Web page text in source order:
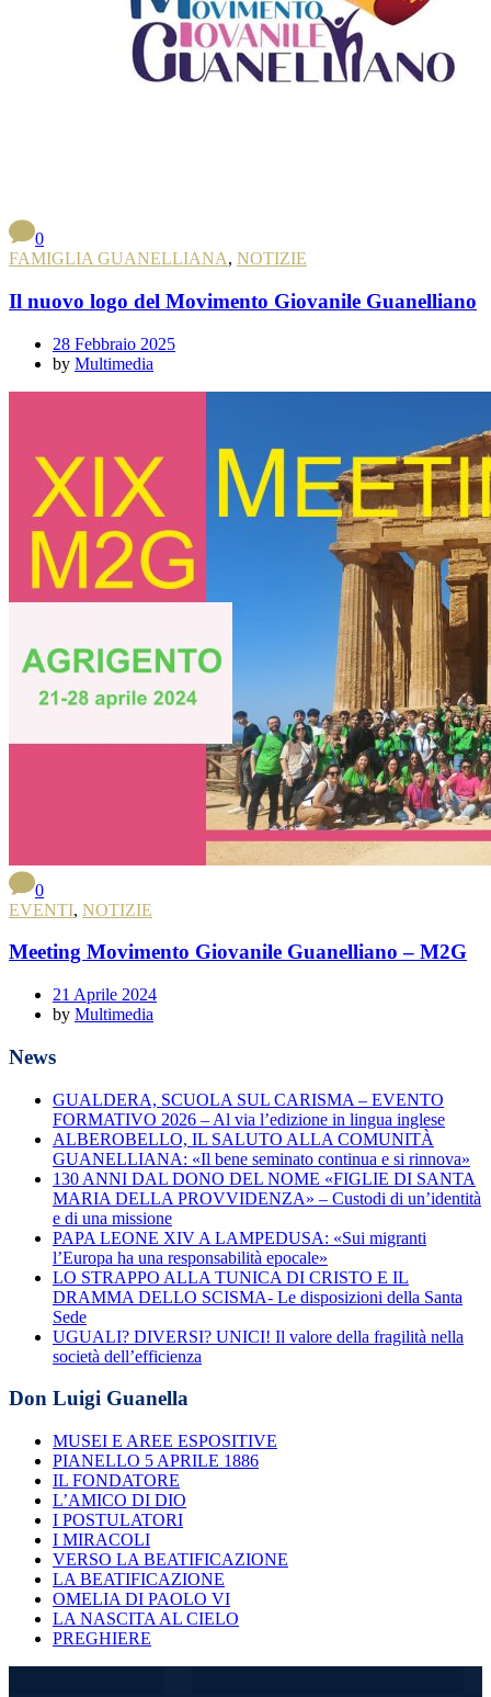
0
FAMIGLIA GUANELLIANA, NOTIZIE
Il nuovo logo del Movimento Giovanile Guanelliano
28 Febbraio 2025
by Multimedia
0
EVENTI, NOTIZIE
Meeting Movimento Giovanile Guanelliano – M2G
21 Aprile 2024
by Multimedia
News
GUALDERA, SCUOLA SUL CARISMA – EVENTO
FORMATIVO 2026 – Al via l’edizione in lingua inglese
ALBEROBELLO, IL SALUTO ALLA COMUNITÀ
GUANELLIANA: «Il bene seminato continua e si rinnova»
130 ANNI DAL DONO DEL NOME «FIGLIE DI SANTA
MARIA DELLA PROVVIDENZA» – Custodi di un’identità
e di una missione
PAPA LEONE XIV A LAMPEDUSA: «Sui migranti
l’Europa ha una responsabilità epocale»
LO STRAPPO ALLA TUNICA DI CRISTO E IL
DRAMMA DELLO SCISMA- Le disposizioni della Santa
Sede
UGUALI? DIVERSI? UNICI! Il valore della fragilità nella
società dell’efficienza
Don Luigi Guanella
MUSEI E AREE ESPOSITIVE
PIANELLO 5 APRILE 1886
IL FONDATORE
L’AMICO DI DIO
I POSTULATORI
I MIRACOLI
VERSO LA BEATIFICAZIONE
LA BEATIFICAZIONE
OMELIA DI PAOLO VI
LA NASCITA AL CIELO
PREGHIERE